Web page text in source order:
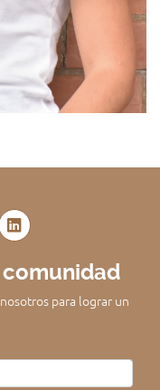
para lograr un